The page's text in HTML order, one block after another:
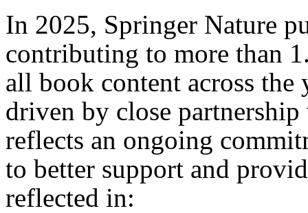
In 2025, Springer Nature
contributing to more than
all book content across
driven by close
reflects an ongoing
to better support and
reflected in: